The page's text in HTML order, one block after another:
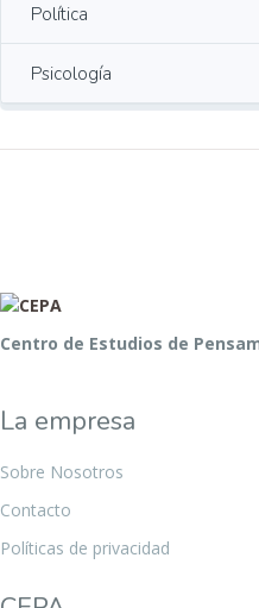
Política
Psicología
Centro de Estudios de
La empresa
Sobre Nosotros
Contacto
Políticas de privacidad